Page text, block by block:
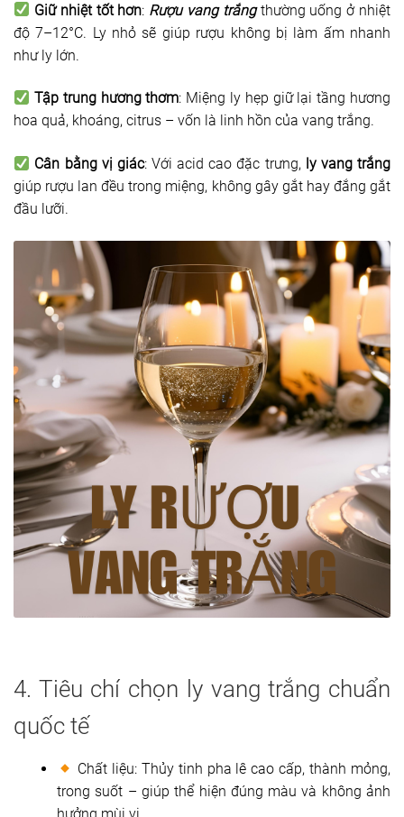
Giữ nhiệt tốt hơn: Rượu vang trắngthường uống ở nhiệt
độ 7–12°C. Ly nhỏ sẽ giúp rượu không bị làm ấm nhanh
như ly lớn.
Tập trung hương thơm: Miệng ly hẹp giữ lại tầng hương
hoa quả, khoáng, citrus – vốn là linh hồn của vang trắng.
Cân bằng vị giác: Với acid cao đặc trưng, ly vang trắng
giúp rượu lan đều trong miệng, không gây gắt hay đắng gắt
đầu lưỡi.
4. Tiêu chí chọn ly vang trắng chuẩn
quốc tế
Chất liệu: Thủy tinh pha lê cao cấp, thành mỏng,
trong suốt – giúp thể hiện đúng màu và không ảnh